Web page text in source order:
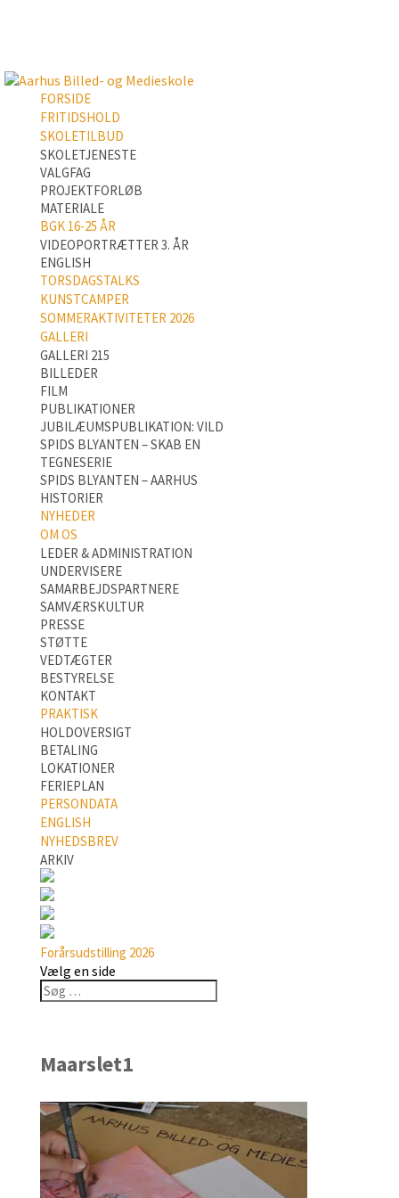
FORSIDE
FRITIDSHOLD
SKOLETILBUD
SKOLETJENESTE
VALGFAG
PROJEKTFORLØB
MATERIALE
BGK 16-25 ÅR
VIDEOPORTRÆTTER 3. ÅR
ENGLISH
TORSDAGSTALKS
KUNSTCAMPER
SOMMERAKTIVITETER 2026
GALLERI
GALLERI 215
BILLEDER
FILM
PUBLIKATIONER
JUBILÆUMSPUBLIKATION: VILD
SPIDS BLYANTEN – SKAB EN
TEGNESERIE
SPIDS BLYANTEN – AARHUS
HISTORIER
NYHEDER
OM OS
LEDER & ADMINISTRATION
UNDERVISERE
SAMARBEJDSPARTNERE
SAMVÆRSKULTUR
PRESSE
STØTTE
VEDTÆGTER
BESTYRELSE
KONTAKT
PRAKTISK
HOLDOVERSIGT
BETALING
LOKATIONER
FERIEPLAN
PERSONDATA
ENGLISH
NYHEDSBREV
ARKIV
Forårsudstilling 2026
Vælg en side
Maarslet1